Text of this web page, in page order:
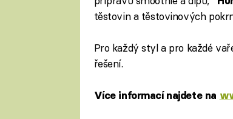
těstovin a těstovinových
Pro každý styl a pro každé
řešení.
Více informací najdete na